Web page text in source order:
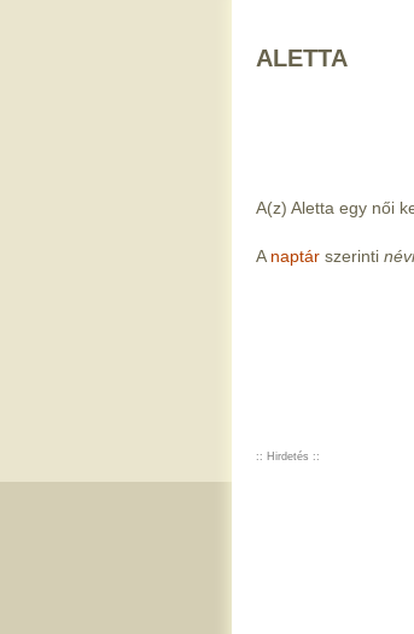
ALETTA
A(z) Aletta egy női
A naptár szerinti
:: Hirdetés ::